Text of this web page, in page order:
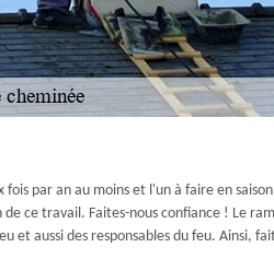
par an au moins et l'un à faire en
ce travail. Faites-nous confiance ! Le
aussi des responsables du feu. Ainsi,